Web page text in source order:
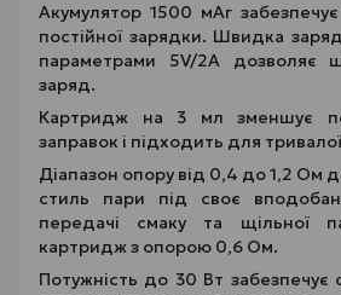
Акумулятор 1500 мАг
постійної зарядки. Швидка
параметрами 5V/2A дозволяє
заряд.
Картридж на 3 мл зменшує
заправок і підходить для
Діапазон опору від 0,4 до 1,2 Ом
стиль пари під своє
передачі смаку та щільної
картридж з опорою 0,6 Ом.
Потужність до 30 Вт забезпечує